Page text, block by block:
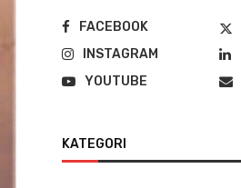
FACEBOOK
INSTAGRAM
YOUTUBE
KATEGORI